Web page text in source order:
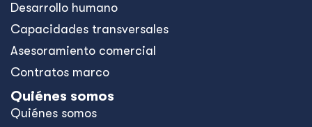
Desarrollo humano
Capacidades transversales
Asesoramiento comercial
Contratos marco
Quiénes somos
Quiénes somos